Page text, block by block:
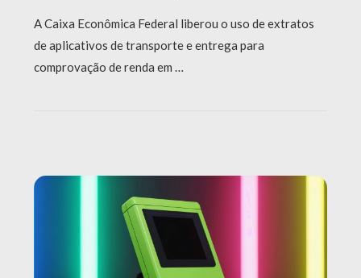
A Caixa Econômica Federal liberou o uso de extratos
de aplicativos de transporte e entrega para
comprovação de renda em …